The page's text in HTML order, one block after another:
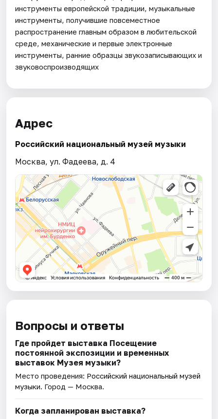
инструменты европейской традиции, музыкальные
инструменты, получившие повсеместное
распространение главным образом в любительской
среде, механические и первые электронные
инструменты, ранние образцы звукозаписывающих и
звуковоспроизводящих
Адрес
Российский национальный музей музыки
Москва, ул. Фадеева, д. 4
Вопросы и ответы
Где пройдет выставка Посещение
постоянной экспозиции и временных
выставок Музея музыки?
Место проведения: Российский национальный музей
музыки. Город — Москва.
Когда запланирован выставка?